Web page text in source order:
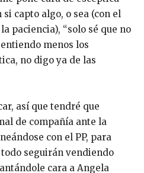
capto algo, o sea (con el
paciencia), “solo sé que no
entiendo menos los
no digo ya de las
así que tendré que
de compañía ante la
con el PP, para
seguirán vendiendo
cara a Angela